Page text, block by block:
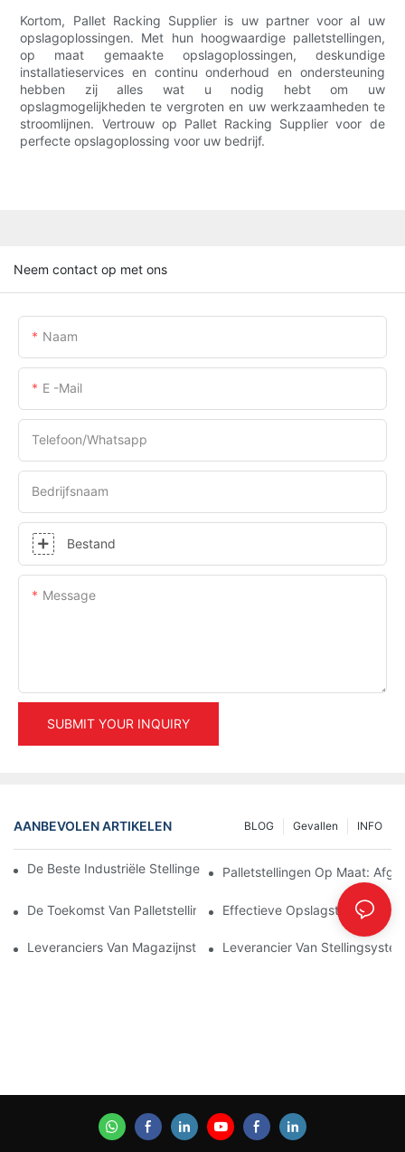
Kortom, Pallet Racking Supplier is uw partner voor al uw
opslagoplossingen. Met hun hoogwaardige palletstellingen,
op maat gemaakte opslagoplossingen, deskundige
installatieservices en continu onderhoud en ondersteuning
hebben zij alles wat u nodig hebt om uw
opslagmogelijkheden te vergroten en uw werkzaamheden te
stroomlijnen. Vertrouw op Pallet Racking Supplier voor de
perfecte opslagoplossing voor uw bedrijf.
Neem contact op met ons
Naam
E -mail
Telefoon/whatsapp
Bedrijfsnaam
Bestand
Message
SUBMIT YOUR INQUIRY
AANBEVOLEN ARTIKELEN INFO
Gevallen
BLOG
De Beste Industriële Stellingen Voor Efficiënt Magazijnbeheer
Palletstellingen Op Maat:
De Toekomst Van Palletstellingen: Trends En Innovaties
Effectieve
Leveranciers Van Magazijnstellingen: Waar Moet U Op Letten?
Leverancier Van